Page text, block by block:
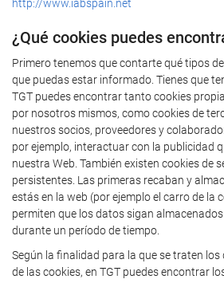
http://www.iabspain.net
¿Qué cookies puedes
Primero tenemos que contarte qué tipos
que puedas estar informado. Tienes que
TGT puedes encontrar tanto cookies
por nosotros mismos, como cookies de
nuestros socios, proveedores y
por ejemplo, interactuar con la publicidad
nuestra Web. También existen cookies de
persistentes. Las primeras recaban y
estás en la web (por ejemplo el carro de la
permiten que los datos sigan
durante un período de tiempo.
Según la finalidad para la que se traten
de las cookies, en TGT puedes encontrar